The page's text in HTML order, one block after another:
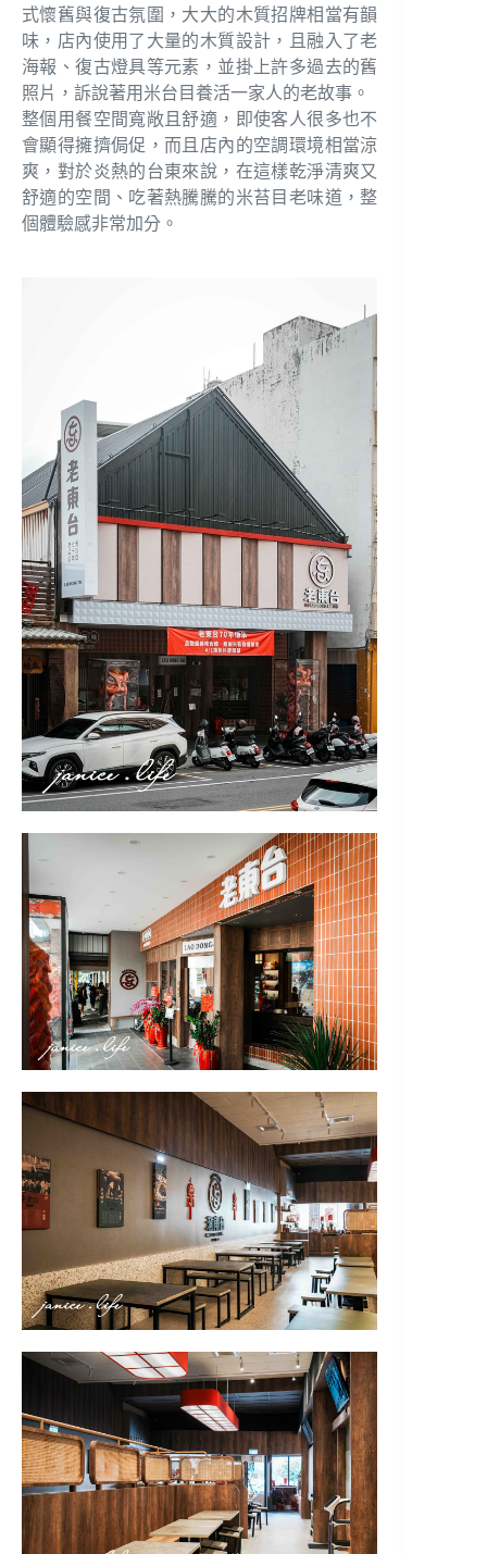
式懷舊與復古氛圍，大大的木質招牌相當有韻
味，店內使用了大量的木質設計，且融入了老
海報、復古燈具等元素，並掛上許多過去的舊
照片，訴說著用米台目養活一家人的老故事。
整個用餐空間寬敞且舒適，即使客人很多也不
會顯得擁擠侷促，而且店內的空調環境相當涼
爽，對於炎熱的台東來說，在這樣乾淨清爽又
舒適的空間、吃著熱騰騰的米苔目老味道，整
個體驗感非常加分。